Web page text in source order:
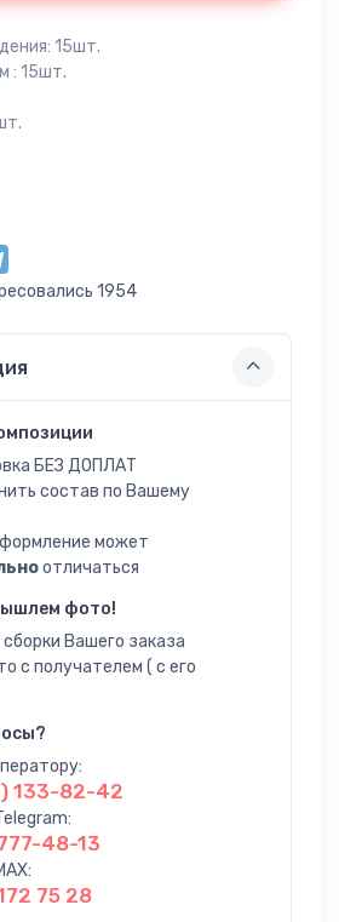
15шт.
: 15шт.
1954
БЕЗ ДОПЛАТ
состав по Вашему
может
отличаться
фото!
Вашего заказа
с получателем ( с его
133-82-42
48-13
75 28